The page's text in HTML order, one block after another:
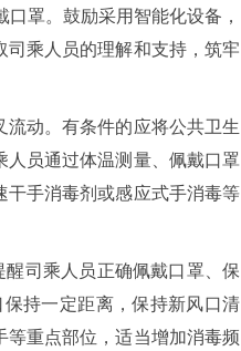
罩。鼓励采用智能化设备，
乘人员的理解和支持，筑牢
流动。有条件的应将公共卫生
员通过体温测量、佩戴口罩
手消毒剂或感应式手消毒等
司乘人员正确佩戴口罩、保
持一定距离，保持新风口清
重点部位，适当增加消毒频